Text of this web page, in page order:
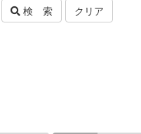
検 索 クリア